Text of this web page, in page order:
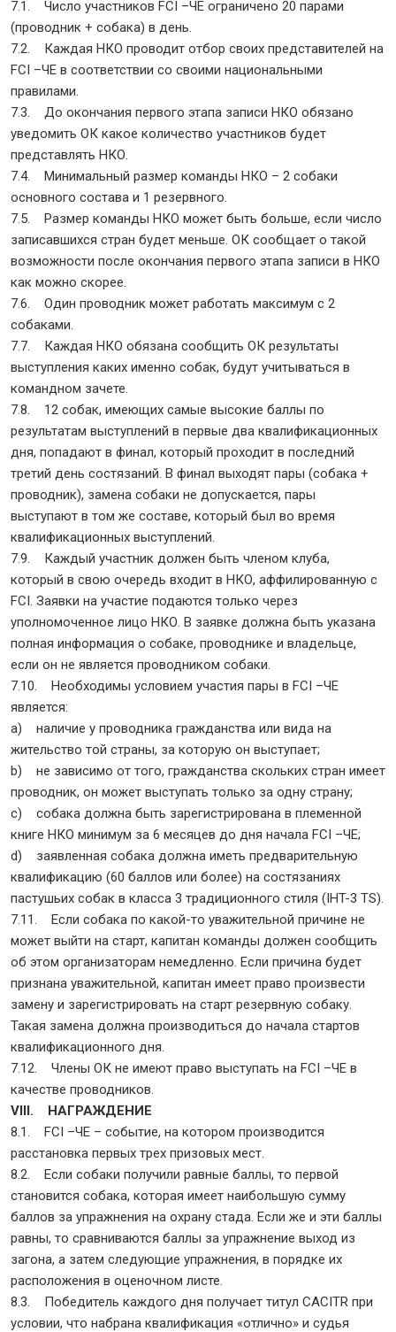
7.1. Число участников FCI –ЧЕ ограничено 20 парами
(проводник + собака) в день.
7.2. Каждая НКО проводит отбор своих представителей на
FCI –ЧЕ в соответствии со своими национальными
правилами.
7.3. До окончания первого этапа записи НКО обязано
уведомить ОК какое количество участников будет
представлять НКО.
7.4. Минимальный размер команды НКО – 2 собаки
основного состава и 1 резервного.
7.5. Размер команды НКО может быть больше, если число
записавшихся стран будет меньше. ОК сообщает о такой
возможности после окончания первого этапа записи в НКО
как можно скорее.
7.6. Один проводник может работать максимум с 2
собаками.
7.7. Каждая НКО обязана сообщить ОК результаты
выступления каких именно собак, будут учитываться в
командном зачете.
7.8. 12 собак, имеющих самые высокие баллы по
результатам выступлений в первые два квалификационных
дня, попадают в финал, который проходит в последний
третий день состязаний. В финал выходят пары (собака +
проводник), замена собаки не допускается, пары
выступают в том же составе, который был во время
квалификационных выступлений.
7.9. Каждый участник должен быть членом клуба,
который в свою очередь входит в НКО, аффилированную с
FCI. Заявки на участие подаются только через
уполномоченное лицо НКО. В заявке должна быть указана
полная информация о собаке, проводнике и владельце,
если он не является проводником собаки.
7.10. Необходимы условием участия пары в FCI –ЧЕ
является:
a) наличие у проводника гражданства или вида на
жительство той страны, за которую он выступает;
b) не зависимо от того, гражданства скольких стран имеет
проводник, он может выступать только за одну страну;
c) собака должна быть зарегистрирована в племенной
книге НКО минимум за 6 месяцев до дня начала FCI –ЧЕ;
d) заявленная собака должна иметь предварительную
квалификацию (60 баллов или более) на состязаниях
пастушьих собак в класса 3 традиционного стиля (IHT-3 TS).
7.11. Если собака по какой-то уважительной причине не
может выйти на старт, капитан команды должен сообщить
об этом организаторам немедленно. Если причина будет
признана уважительной, капитан имеет право произвести
замену и зарегистрировать на старт резервную собаку.
Такая замена должна производиться до начала стартов
квалификационного дня.
7.12. Члены ОК не имеют право выступать на FCI –ЧЕ в
качестве проводников.
VIII. НАГРАЖДЕНИЕ
8.1. FCI –ЧЕ – событие, на котором производится
расстановка первых трех призовых мест.
8.2. Если собаки получили равные баллы, то первой
становится собака, которая имеет наибольшую сумму
баллов за упражнения на охрану стада. Если же и эти баллы
равны, то сравниваются баллы за упражнение выход из
загона, а затем следующие упражнения, в порядке их
расположения в оценочном листе.
8.3. Победитель каждого дня получает титул CACITR при
условии, что набрана квалификация «отлично» и судья